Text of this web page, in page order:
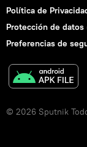
Política de
Protección de
Preferencias de
© 2026 Sputnik